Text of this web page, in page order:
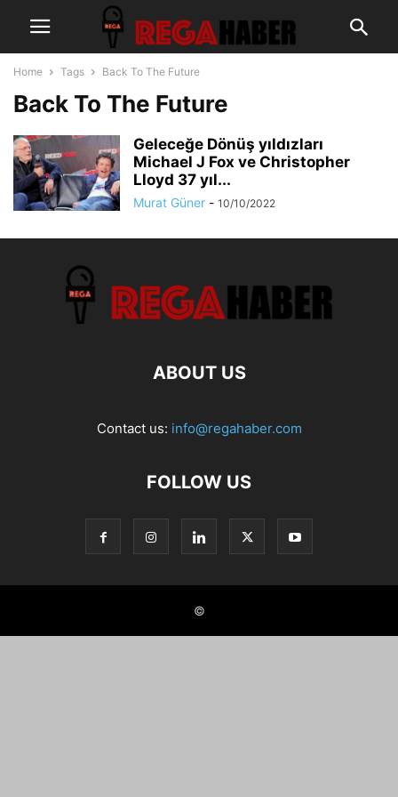
Home Tags Back To The Future
Back To The Future
Geleceğe Dönüş yıldızları
Michael J Fox ve Christopher
Lloyd 37 yıl...
Murat Güner - 10/10/2022
ABOUT US
Contact us: info@regahaber.com
FOLLOW US
©